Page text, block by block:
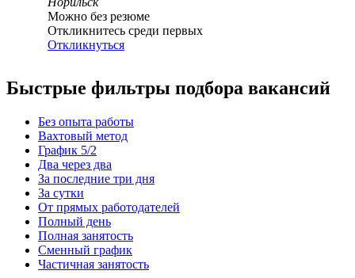
Можно без резюме
Откликнитесь среди первых
Откликнуться
Быстрые фильтры подбора вакансий
Без опыта работы
Вахтовый метод
График 5/2
Два через два
За последние три дня
За сутки
От прямых работодателей
Полный день
Полная занятость
Сменный график
Частичная занятость